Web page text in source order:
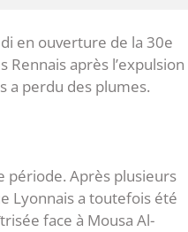
en ouverture de la 30e
Rennais après l’expulsion
a perdu des plumes.
période. Après plusieurs
Lyonnais a toutefois été
face à Mousa Al-